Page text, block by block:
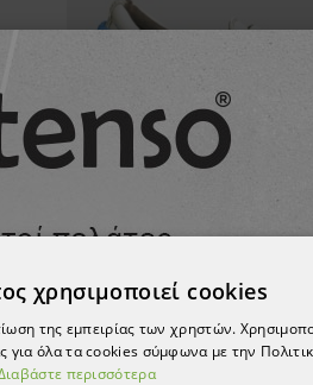
BORDEAUX
3,47 €
χρησιμοποιεί cookies
της εμπειρίας των χρηστών.
για όλα τα cookies σύμφωνα με την
περισσότερα